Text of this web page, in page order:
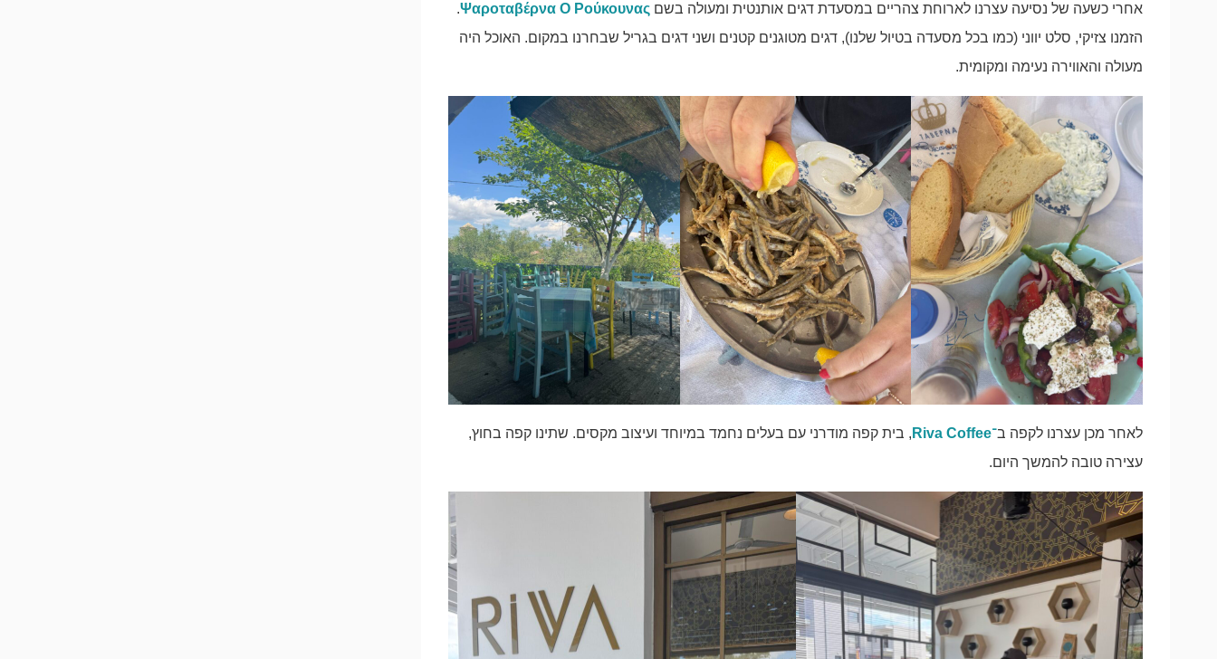
אחרי כשעה של נסיעה עצרנו לארוחת צהריים במסעדת דגים אותנטית ומעולה בשם
.
הזמנו צזיקי, סלט יווני (כמו בכל מסעדה בטיול שלנו), דגים מטוגנים קטנים ושני דגים בגריל שבחרנו במקום. האוכל היה
מעולה והאווירה נעימה ומקומית.
לאחר מכן עצרנו לקפה ב־Riva Coffee
, בית קפה מודרני עם בעלים נחמד במיוחד ועיצוב מקסים. שתינו קפה בחוץ,
עצירה טובה להמשך היום.